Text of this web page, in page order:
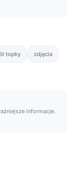
topky zdjęcia
informacje.